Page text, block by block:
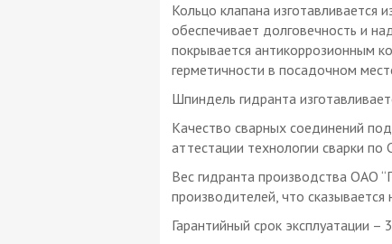
Кольцо клапана
обеспечивает долговечность и
покрывается антикоррозионным
герметичности в посадочном
Шпиндель гидранта
Качество сварных соединений
аттестации технологии сварки
Вес гидранта производства ОАО
производителей, что
Гарантийный срок эксплуатации –